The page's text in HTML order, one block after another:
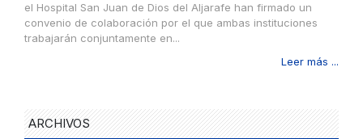
el Hospital San Juan de Dios del Aljarafe han firmado un
convenio de colaboración por el que ambas instituciones
trabajarán conjuntamente en...
Leer más ...
ARCHIVOS